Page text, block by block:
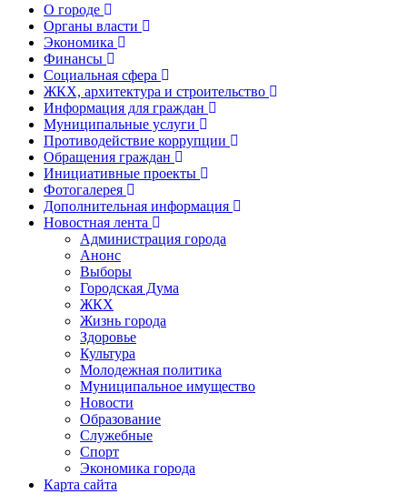
О городе
Органы власти
Экономика
Финансы
Социальная сфера
ЖКХ, архитектура и строительство
Информация для граждан
Муниципальные услуги
Противодействие коррупции
Обращения граждан
Инициативные проекты
Фотогалерея
Дополнительная информация
Новостная лента
Администрация города
Анонс
Выборы
Городская Дума
ЖКХ
Жизнь города
Здоровье
Культура
Молодежная политика
Муниципальное имущество
Новости
Образование
Служебные
Спорт
Экономика города
Карта сайта